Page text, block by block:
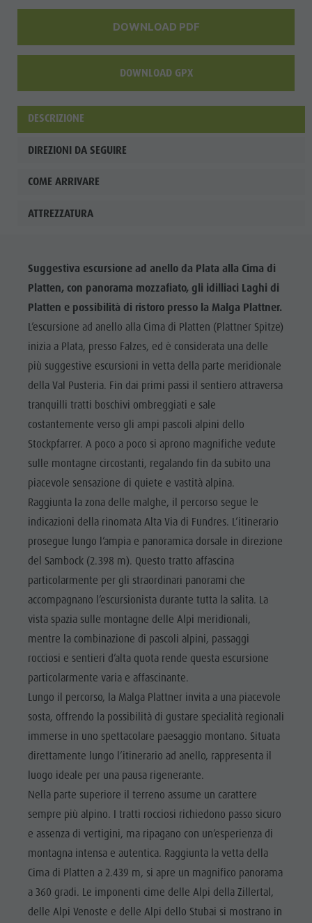
DOWNLOAD PDF
DOWNLOAD GPX
DESCRIZIONE
DIREZIONI DA SEGUIRE
COME ARRIVARE
ATTREZZATURA
Suggestiva escursione ad anello da Plata alla Cima di
Platten, con panorama mozzafiato, gli idilliaci Laghi di
Platten e possibilità di ristoro presso la Malga Plattner.
L’escursione ad anello alla Cima di Platten (Plattner Spitze)
inizia a Plata, presso Falzes, ed è considerata una delle
più suggestive escursioni in vetta della parte meridionale
della Val Pusteria. Fin dai primi passi il sentiero attraversa
tranquilli tratti boschivi ombreggiati e sale
costantemente verso gli ampi pascoli alpini dello
Stockpfarrer. A poco a poco si aprono magnifiche vedute
sulle montagne circostanti, regalando fin da subito una
piacevole sensazione di quiete e vastità alpina.
Raggiunta la zona delle malghe, il percorso segue le
indicazioni della rinomata Alta Via di Fundres. L’itinerario
prosegue lungo l’ampia e panoramica dorsale in direzione
del Sambock (2.398 m). Questo tratto affascina
particolarmente per gli straordinari panorami che
accompagnano l’escursionista durante tutta la salita. La
vista spazia sulle montagne delle Alpi meridionali,
mentre la combinazione di pascoli alpini, passaggi
rocciosi e sentieri d’alta quota rende questa escursione
particolarmente varia e affascinante.
Lungo il percorso, la Malga Plattner invita a una piacevole
sosta, offrendo la possibilità di gustare specialità regionali
immerse in uno spettacolare paesaggio montano. Situata
direttamente lungo l’itinerario ad anello, rappresenta il
luogo ideale per una pausa rigenerante.
Nella parte superiore il terreno assume un carattere
sempre più alpino. I tratti rocciosi richiedono passo sicuro
e assenza di vertigini, ma ripagano con un’esperienza di
montagna intensa e autentica. Raggiunta la vetta della
Cima di Platten a 2.439 m, si apre un magnifico panorama
a 360 gradi. Le imponenti cime delle Alpi della Zillertal,
delle Alpi Venoste e delle Alpi dello Stubai si mostrano in